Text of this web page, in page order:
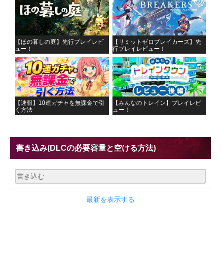
【ほの暮しの庭】先行プレイレビ
ュー！
【リミットゼロブレイカーズ】先
行プレイレビュー！
【速報】10連ガチャを無課金で引
く方法
【みんなのトレイン】プレイレビ
ュー！
書き込み(DLCの必要容量と空ける方法)
最新を表示する